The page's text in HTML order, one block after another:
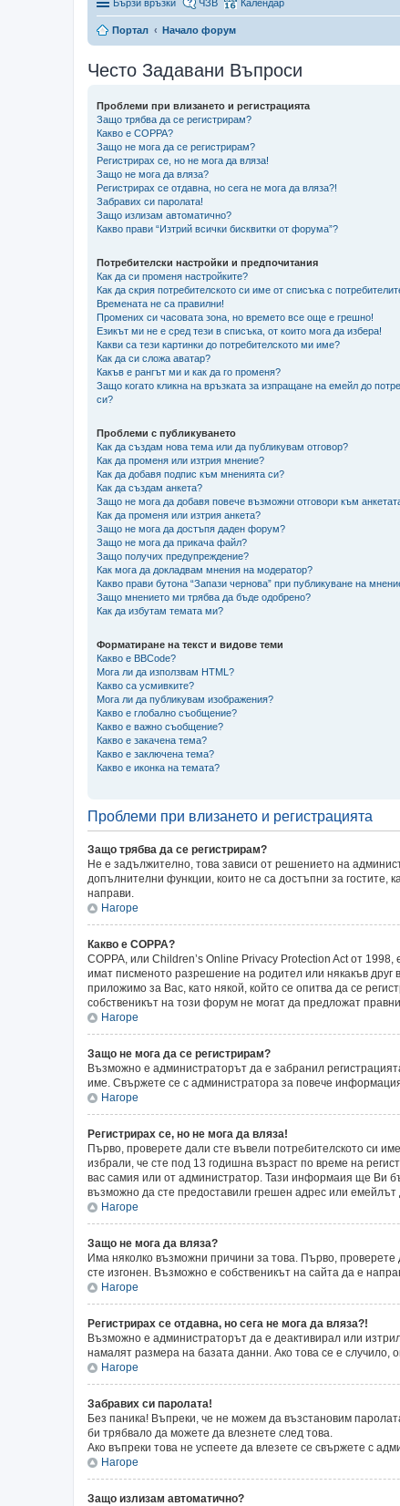
Бързи връзки ЧЗВ Календар
Портал Начало форум
Често Задавани Въпроси
Проблеми при влизането и регистрацията
Защо трябва да се регистрирам?
Какво е COPPA?
Защо не мога да се регистрирам?
Регистрирах се, но не мога да вляза!
Защо не мога да вляза?
Регистрирах се отдавна, но сега не мога да вляза?!
Забравих си паролата!
Защо излизам автоматично?
Какво прави “Изтрий всички бисквитки от форума”?
Потребителски настройки и предпочитания
Как да си променя настройките?
Как да скрия потребителското си име от списъка с
Времената не са правилни!
Промених си часовата зона, но времето все още е грешно!
Езикът ми не е сред тези в списъка, от които мога да избера!
Какви са тези картинки до потребителското ми име?
Как да си сложа аватар?
Какъв е рангът ми и как да го променя?
Защо когато кликна на връзката за изпращане на емейл до
си?
Проблеми с публикуването
Как да създам нова тема или да публикувам отговор?
Как да променя или изтрия мнение?
Как да добавя подпис към мненията си?
Как да създам анкета?
Защо не мога да добавя повече възможни отговори към
Как да променя или изтрия анкета?
Защо не мога да достъпя даден форум?
Защо не мога да прикача файл?
Защо получих предупреждение?
Как мога да докладвам мнения на модератор?
Какво прави бутона “Запази чернова” при публикуване на
Защо мнението ми трябва да бъде одобрено?
Как да избутам темата ми?
Форматиране на текст и видове теми
Какво е BBCode?
Мога ли да използвам HTML?
Какво са усмивките?
Мога ли да публикувам изображения?
Какво е глобално съобщение?
Какво е важно съобщение?
Какво е закачена тема?
Какво е заключена тема?
Какво е иконка на темата?
Проблеми при влизането и регистрацията
Защо трябва да се регистрирам?
Не е задължително, това зависи от решението на
допълнителни функции, които не са достъпни за
направи.
Нагоре
Какво е COPPA?
COPPA, или Children’s Online Privacy Protection Act от
имат писменото разрешение на родител или някакъв
приложимо за Вас, като някой, който се опитва да се
собственикът на този форум не могат да предложат
Нагоре
Защо не мога да се регистрирам?
Възможно е администраторът да е забранил
име. Свържете се с администратора за повече
Нагоре
Регистрирах се, но не мога да вляза!
Първо, проверете дали сте въвели потребителското си
избрали, че сте под 13 годишна възраст по време на
вас самия или от администратор. Тази информаия ще Ви
възможно да сте предоставили грешен адрес или емейлът
Нагоре
Защо не мога да вляза?
Има няколко възможни причини за това. Първо,
сте изгонен. Възможно е собственикът на сайта да е
Нагоре
Регистрирах се отдавна, но сега не мога да вляза?!
Възможно е администраторът да е деактивирал или
намалят размера на базата данни. Ако това се е случило,
Нагоре
Забравих си паролата!
Без паника! Въпреки, че не можем да възстановим
би трябвало да можете да влезнете след това.
Ако въпреки това не успеете да влезете се свържете с
Нагоре
Защо излизам автоматично?